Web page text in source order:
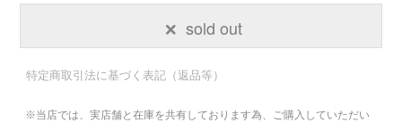
sold out
特定商取引法に基づく表記（返品等）
※当店では、実店舗と在庫を共有しております為、ご購入していただい